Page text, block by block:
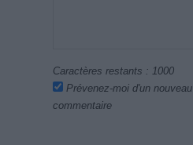
Caractères restants : 1000
Prévenez-moi d'un nouveau
commentaire